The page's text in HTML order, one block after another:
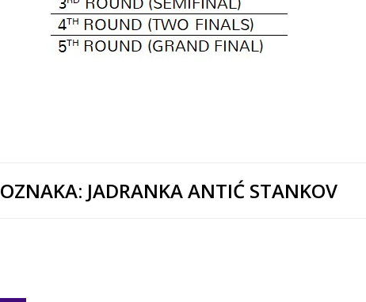
OZNAKA: JADRANKA ANTIĆ STANKOV